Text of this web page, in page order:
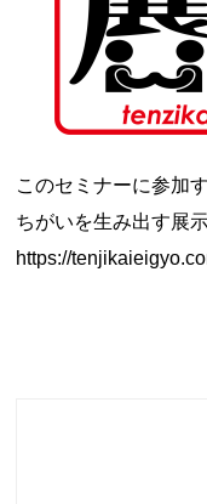
このセミナーに参加
ちがいを生み出す展
https://